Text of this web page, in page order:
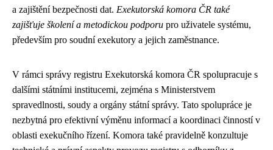
a zajištění bezpečnosti dat. Exekutorská komora ČR také
zajišťuje školení a metodickou podporu pro uživatele systému,
především pro soudní exekutory a jejich zaměstnance.
V rámci správy registru Exekutorská komora ČR spolupracuje s
dalšími státními institucemi, zejména s Ministerstvem
spravedlnosti, soudy a orgány státní správy. Tato spolupráce je
nezbytná pro efektivní výměnu informací a koordinaci činností v
oblasti exekučního řízení. Komora také pravidelně konzultuje